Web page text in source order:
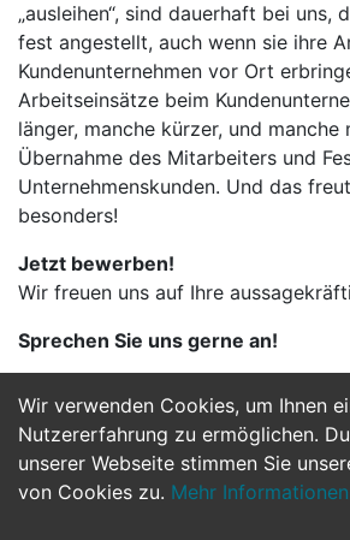
Wir verwenden Cookies, um Ihnen
Nutzererfahrung zu ermöglichen.
unserer Webseite stimmen Sie
von Cookies zu. Mehr Informationen
„ausleihen“, sind dauerhaft bei uns,
fest angestellt, auch wenn sie ihre
Kundenunternehmen vor Ort
Arbeitseinsätze beim
länger, manche kürzer, und manche
Übernahme des Mitarbeiters und
Unternehmenskunden. Und das
besonders!
Jetzt bewerben!
Wir freuen uns auf Ihre
Sprechen Sie uns gerne an!
Jetzt